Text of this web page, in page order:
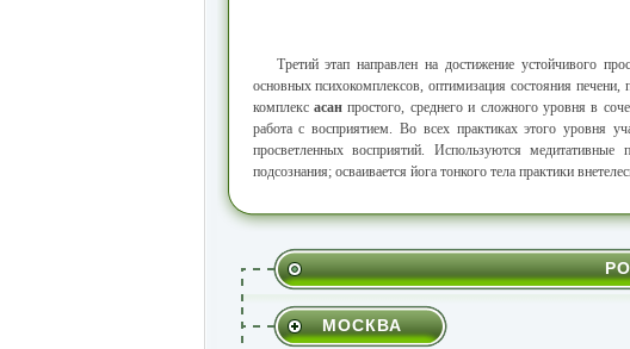
Третий этап направлен на достижение устойчивого
основных психокомплексов, оптимизация состояния
комплекс асанпростого, среднего и сложного уровня в
работа с восприятием. Во всех практиках этого уровня
просветленных восприятий. Используются
подсознания; осваивается йога тонкого тела практики
МОСКВА